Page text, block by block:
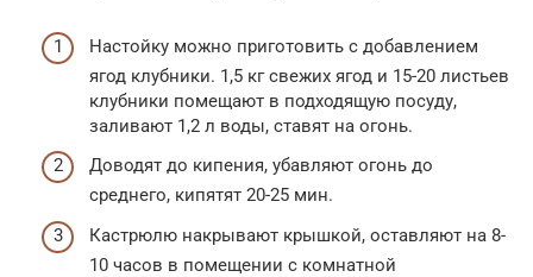
Настойку можно приготовить с добавлением
ягод клубники. 1,5 кг свежих ягод и 15-20 листьев
клубники помещают в подходящую посуду,
заливают 1,2 л воды, ставят на огонь.
Доводят до кипения, убавляют огонь до
среднего, кипятят 20-25 мин.
Кастрюлю накрывают крышкой, оставляют на 8-
10 часов в помещении с комнатной